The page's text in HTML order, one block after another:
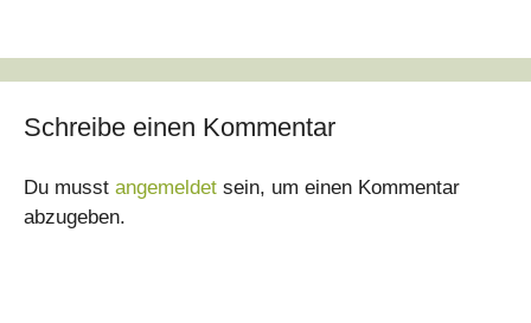
Schreibe einen Kommentar
Du musst angemeldet sein, um einen Kommentar
abzugeben.